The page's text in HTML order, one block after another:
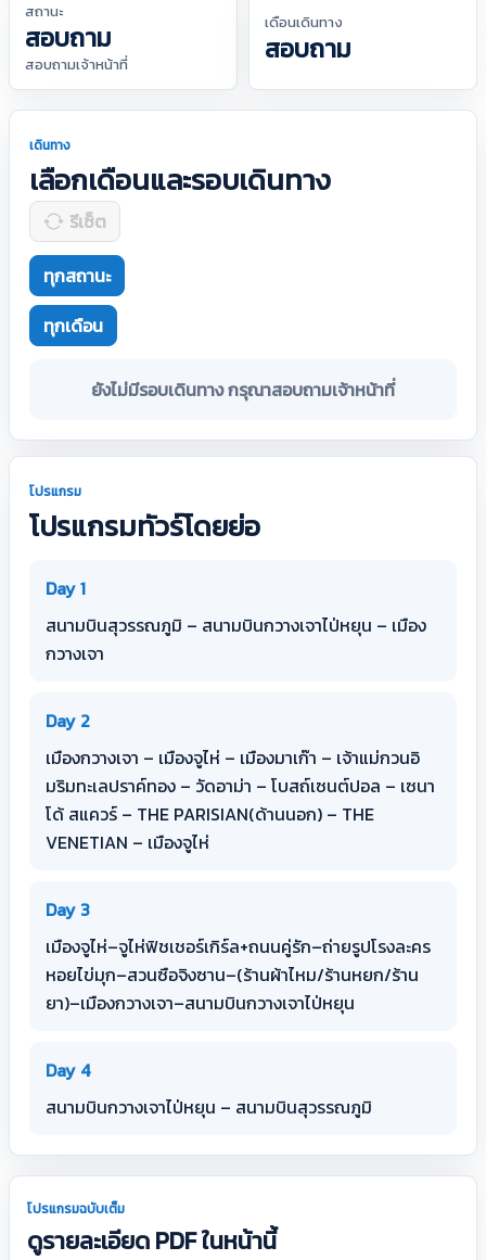
สถานะ
สอบถาม
สอบถามเจ้าหน้าที่
เดือนเดินทาง
สอบถาม
เดินทาง
เลือกเดือนและรอบเดินทาง
รีเซ็ต
ทุกสถานะ
ทุกเดือน
ยังไม่มีรอบเดินทาง กรุณาสอบถามเจ้าหน้าที่
โปรแกรม
โปรแกรมทัวร์โดยย่อ
Day 1
สนามบินสุวรรณภูมิ – สนามบินกวางเจาไป่หยุน – เมือง
กวางเจา
Day 2
เมืองกวางเจา – เมืองจูไห่ – เมืองมาเก๊า – เจ้าแม่กวนอิ
มริมทะเลปราค์ทอง – วัดอาม่า – โบสถ์เซนต์ปอล – เซนา
โด้ สแควร์ – THE PARISIAN(ด้านนอก) – THE
VENETIAN – เมืองจูไห่
Day 3
เมืองจูไห่–จูไห่ฟิชเชอร์เกิร์ล+ถนนคู่รัก–ถ่ายรูปโรงละคร
หอยไข่มุก–สวนซือจิงซาน–(ร้านผ้าไหม/ร้านหยก/ร้าน
ยา)–เมืองกวางเจา–สนามบินกวางเจาไป่หยุน
Day 4
สนามบินกวางเจาไป่หยุน – สนามบินสุวรรณภูมิ
โปรแกรมฉบับเต็ม
ดูรายละเอียด PDF ในหน้านี้